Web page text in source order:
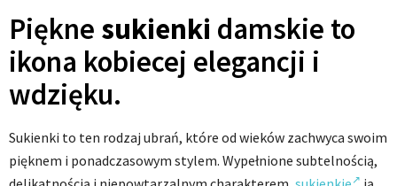
Piękne sukienki damskie to
ikona kobiecej elegancji i
wdzięku.
Sukienki to ten rodzaj ubrań, które od wieków zachwyca swoim
pięknem i ponadczasowym stylem. Wypełnione subtelnością,